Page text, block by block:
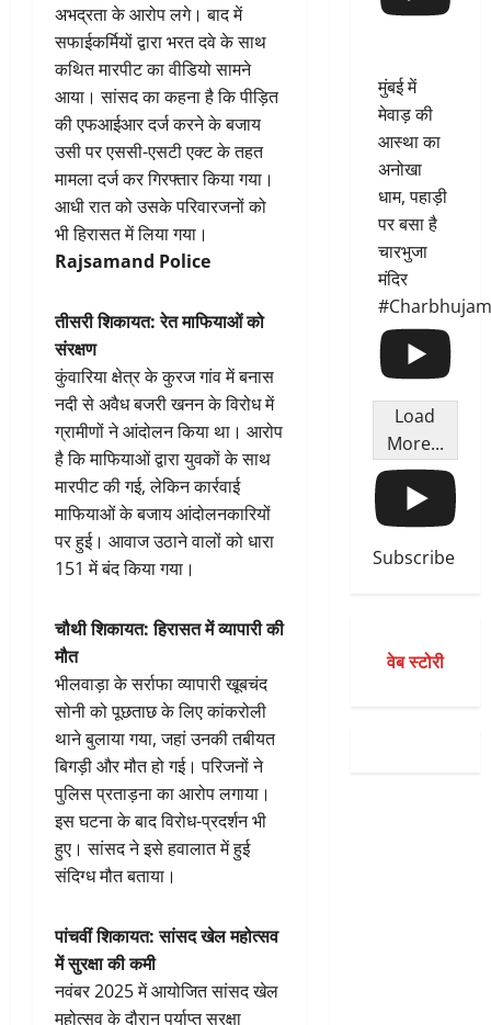
अभद्रता के आरोप लगे। बाद में
सफाईकर्मियों द्वारा भरत दवे के साथ
कथित मारपीट का वीडियो सामने
आया। सांसद का कहना है कि पीड़ित
की एफआईआर दर्ज करने के बजाय
उसी पर एससी-एसटी एक्ट के तहत
मामला दर्ज कर गिरफ्तार किया गया।
आधी रात को उसके परिवारजनों को
भी हिरासत में लिया गया।
Rajsamand Police
तीसरी शिकायत: रेत माफियाओं को
संरक्षण
कुंवारिया क्षेत्र के कुरज गांव में बनास
नदी से अवैध बजरी खनन के विरोध में
ग्रामीणों ने आंदोलन किया था। आरोप
है कि माफियाओं द्वारा युवकों के साथ
मारपीट की गई, लेकिन कार्रवाई
माफियाओं के बजाय आंदोलनकारियों
पर हुई। आवाज उठाने वालों को धारा
151 में बंद किया गया।
चौथी शिकायत: हिरासत में व्यापारी की
मौत
भीलवाड़ा के सर्राफा व्यापारी खूबचंद
सोनी को पूछताछ के लिए कांकरोली
थाने बुलाया गया, जहां उनकी तबीयत
बिगड़ी और मौत हो गई। परिजनों ने
पुलिस प्रताड़ना का आरोप लगाया।
इस घटना के बाद विरोध-प्रदर्शन भी
हुए। सांसद ने इसे हवालात में हुई
संदिग्ध मौत बताया।
पांचवीं शिकायत: सांसद खेल महोत्सव
में सुरक्षा की कमी
नवंबर 2025 में आयोजित सांसद खेल
महोत्सव के दौरान पर्याप्त सुरक्षा
मुंबई में
मेवाड़ की
आस्था का
अनोखा
धाम, पहाड़ी
पर बसा है
चारभुजा
मंदिर
Load
More...
Subscribe
वेब स्टोरी